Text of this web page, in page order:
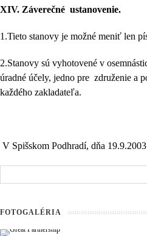
XIV. Záverečné ustanovenie.
1.Tieto stanovy je možné meniť len
2.Stanovy sú vyhotovené v
úradné účely, jedno pre združenie a
každého zakladateľa.
V Spišskom Podhradí, dňa 19.9.2003
FOTOGALÉRIA